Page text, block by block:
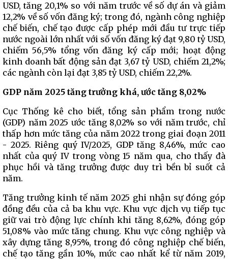
USD, tăng 20,1% so với năm trước về số dự án và giảm
12,2% về số vốn đăng ký; trong đó, ngành công nghiệp
chế biến, chế tạo được cấp phép mới đầu tư trực tiếp
nước ngoài lớn nhất với số vốn đăng ký đạt 9,80 tỷ USD,
chiếm 56,5% tổng vốn đăng ký cấp mới; hoạt động
kinh doanh bất động sản đạt 3,67 tỷ USD, chiếm 21,2%;
các ngành còn lại đạt 3,85 tỷ USD, chiếm 22,2%.
GDP năm 2025 tăng trưởng khá, ước tăng 8,02%
Cục Thống kê cho biết, tổng sản phẩm trong nước
(GDP) năm 2025 ước tăng 8,02% so với năm trước, chỉ
thấp hơn mức tăng của năm 2022 trong giai đoạn 2011
- 2025. Riêng quý IV/2025, GDP tăng 8,46%, mức cao
nhất của quý IV trong vòng 15 năm qua, cho thấy đà
phục hồi và tăng trưởng được duy trì bền bỉ suốt cả
năm.
Tăng trưởng kinh tế năm 2025 ghi nhận sự đóng góp
đồng đều của cả ba khu vực. Khu vực dịch vụ tiếp tục
giữ vai trò động lực chính khi tăng 8,62%, đóng góp
51,08% vào mức tăng chung. Khu vực công nghiệp và
xây dựng tăng 8,95%, trong đó công nghiệp chế biến,
chế tạo tăng gần 10%, mức cao nhất kể từ năm 2019,